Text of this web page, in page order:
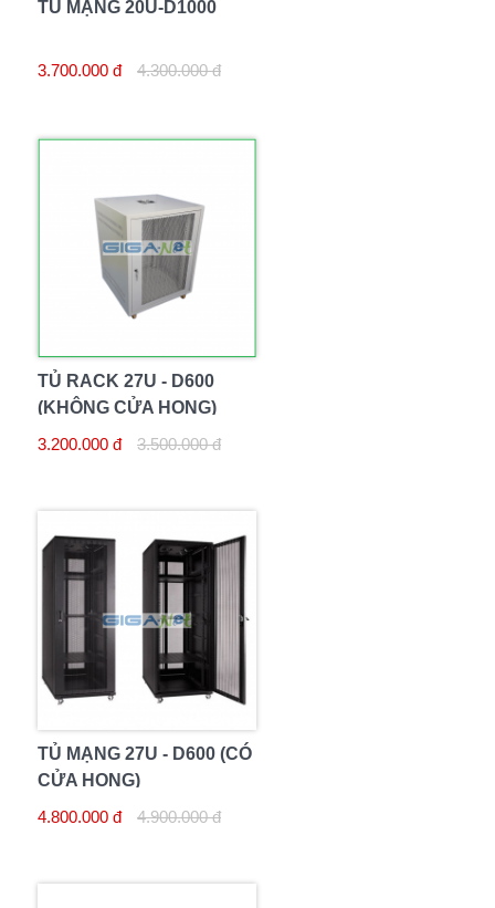
TỦ MẠNG 20U-D1000
3.700.000 đ 4.300.000 đ
TỦ RACK 27U - D600
(KHÔNG CỬA HONG)
3.200.000 đ
3.500.000 đ
TỦ MẠNG 27U - D600 (CÓ
CỬA HONG)
4.800.000 đ
4.900.000 đ